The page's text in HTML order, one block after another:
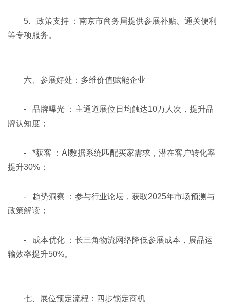
5. 政策支持 ：南京市商务局提供参展补贴、通关便利
等专项服务。
六、参展好处：多维价值赋能企业
- 品牌曝光 ：主通道展位日均触达10万人次，提升品
牌认知度；
- *获客 ：AI数据系统匹配买家需求，潜在客户转化率
提升30%；
- 趋势洞察 ：参与行业论坛，获取2025年市场预测与
政策解读；
- 成本优化 ：长三角物流网络降低参展成本，展品运
输效率提升50%。
七、展位预定流程：四步锁定商机